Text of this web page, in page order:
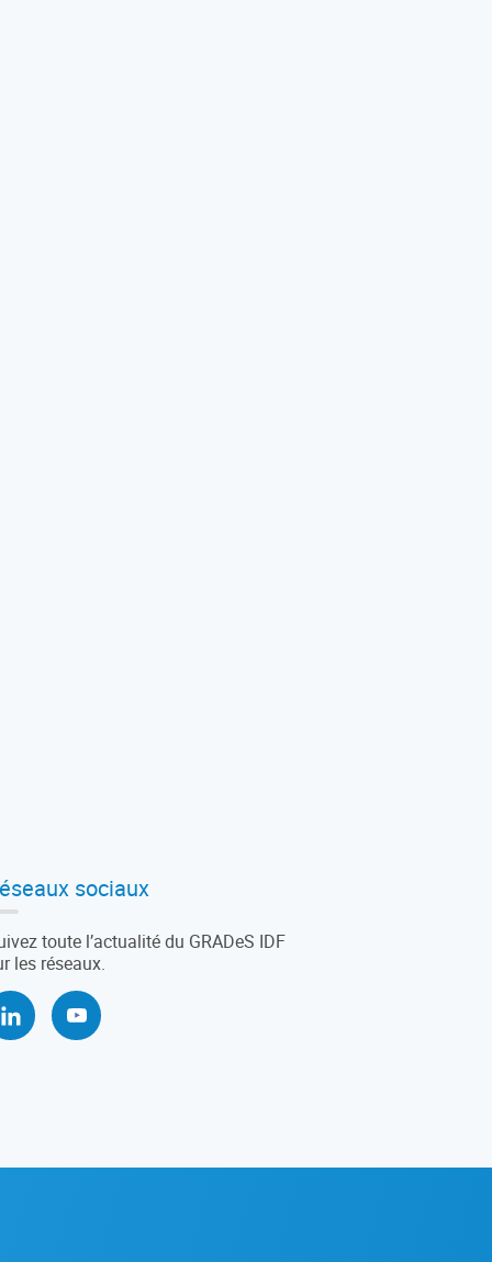
sociaux
toute l’actualité du GRADeS IDF
les réseaux.